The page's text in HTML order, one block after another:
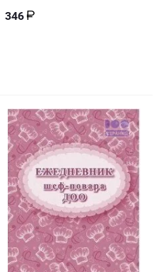
346